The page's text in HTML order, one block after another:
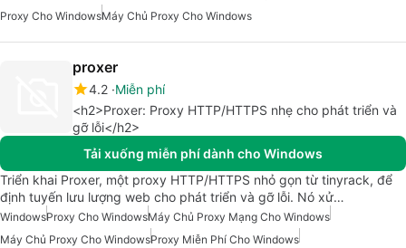
Proxy Cho WindowsMáy Chủ Proxy Cho Windows
proxer
4.2 Miễn phí
<h2>Proxer: Proxy HTTP/HTTPS nhẹ cho phát triển và
gỡ lỗi</h2>
Tải xuống miễn phí dành cho Windows
Triển khai Proxer, một proxy HTTP/HTTPS nhỏ gọn từ tinyrack, để
định tuyến lưu lượng web cho phát triển và gỡ lỗi. Nó xử…
WindowsProxy Cho WindowsMáy Chủ Proxy Mạng Cho Windows
Máy Chủ Proxy Cho WindowsProxy Miễn Phí Cho Windows